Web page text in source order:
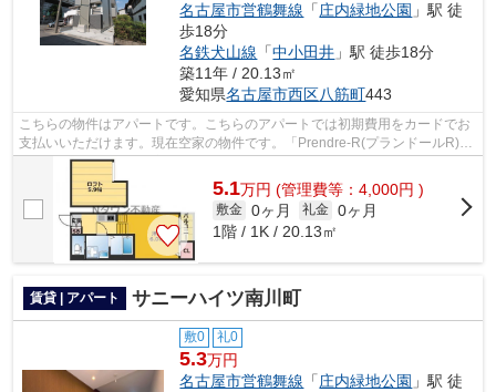
名古屋市営鶴舞線 「庄内緑地公園 」駅 徒
歩18分
名鉄犬山線 「中小田井 」駅 徒歩18分
築11年 / 20.13㎡
愛知県名古屋市西区八筋町443
こちらの物件はアパートです。こちらのアパートでは初期費用をカードでお
支払いいただけます。現在空家の物件です。「Prendre-R(プランドールR)」
のここがイチオシ。お客様の多種多様...
5.1万円 (管理費等：4,000円 )
敷金 0ヶ月 礼金 0ヶ月
1階 / 1K / 20.13㎡
賃貸 | アパート サニーハイツ南川町
敷0 礼0
5.3万円
名古屋市営鶴舞線 「庄内緑地公園 」駅 徒